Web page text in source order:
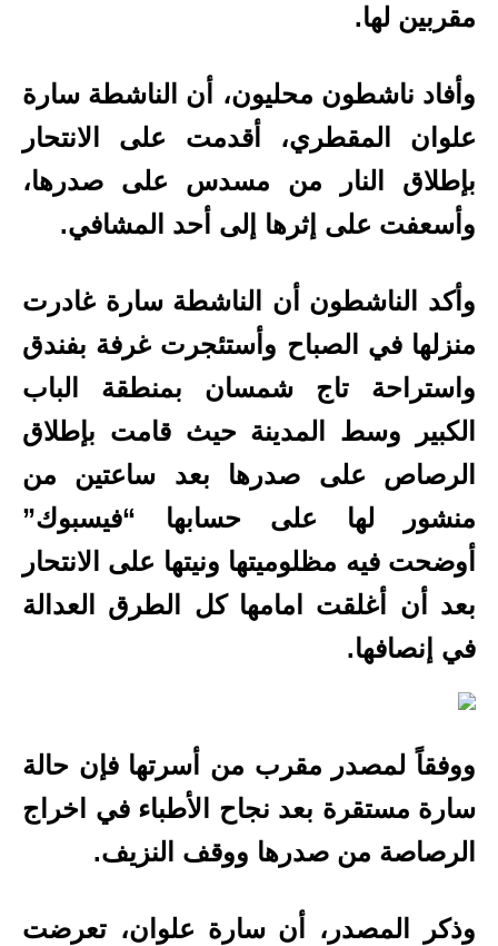
مقربين لها.
وأفاد ناشطون محليون، أن الناشطة سارة
علوان المقطري، أقدمت على الانتحار
بإطلاق النار من مسدس على صدرها،
وأسعفت على إثرها إلى أحد المشافي.
وأكد الناشطون أن الناشطة سارة غادرت
منزلها في الصباح وأستئجرت غرفة بفندق
واستراحة تاج شمسان بمنطقة الباب
الكبير وسط المدينة حيث قامت بإطلاق
الرصاص على صدرها بعد ساعتين من
منشور لها على حسابها “فيسبوك”
أوضحت فيه مظلوميتها ونيتها على الانتحار
بعد أن أغلقت امامها كل الطرق العدالة
في إنصافها.
ووفقاً لمصدر مقرب من أسرتها فإن حالة
سارة مستقرة بعد نجاح الأطباء في اخراج
الرصاصة من صدرها ووقف النزيف.
وذكر المصدر، أن سارة علوان، تعرضت